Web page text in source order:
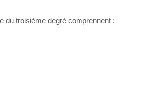
du troisième degré comprennent :